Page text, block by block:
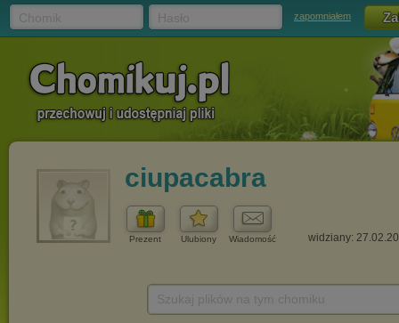
zapomniałem
ciupacabra
Prezent Ulubiony Wiadomość widziany: